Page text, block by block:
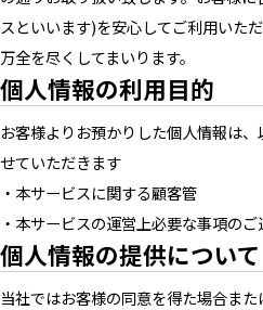
スといいます)を安心してご利用いた
万全を尽くしてまいります。
個人情報の利用目的
お客様よりお預かりした個人情報は
せていただきます
・本サービスに関する顧客管
・本サービスの運営上必要な事項のご
個人情報の提供について
当社ではお客様の同意を得た場合ま